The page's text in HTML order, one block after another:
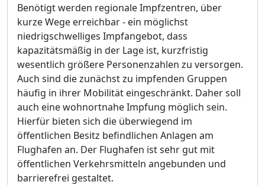
Benötigt werden regionale Impfzentren, über
kurze Wege erreichbar - ein möglichst
niedrigschwelliges Impfangebot, dass
kapazitätsmäßig in der Lage ist, kurzfristig
wesentlich größere Personenzahlen zu versorgen.
Auch sind die zunächst zu impfenden Gruppen
häufig in ihrer Mobilität eingeschränkt. Daher soll
auch eine wohnortnahe Impfung möglich sein.
Hierfür bieten sich die überwiegend im
öffentlichen Besitz befindlichen Anlagen am
Flughafen an. Der Flughafen ist sehr gut mit
öffentlichen Verkehrsmitteln angebunden und
barrierefrei gestaltet.